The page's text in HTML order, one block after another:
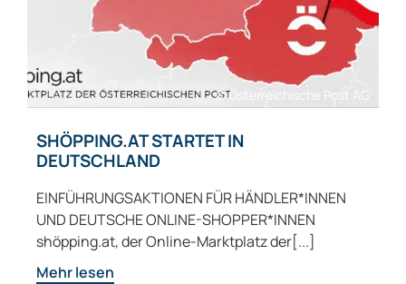
© Österreichische Post AG
SHÖPPING.AT STARTET IN
DEUTSCHLAND
EINFÜHRUNGSAKTIONEN FÜR HÄNDLER*INNEN
UND DEUTSCHE ONLINE-SHOPPER*INNEN
shöpping.at, der Online-Marktplatz der[...]
Mehr lesen